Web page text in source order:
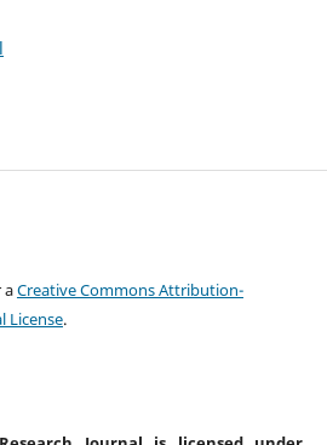
aCreative Commons Attribution-
License.